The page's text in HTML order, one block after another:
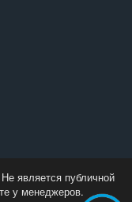
является публичной
у менеджеров.